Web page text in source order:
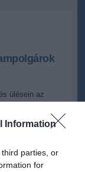
Information
parties, or
for
ülésein az